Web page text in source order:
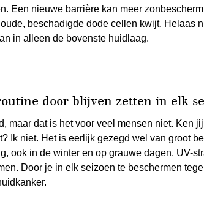
Een nieuwe barrière kan meer
beschadigde dode cellen kwijt. Helaas
in alleen de bovenste huidlaag.
door blijven zetten in elk
maar dat is het voor veel mensen niet. Ken
Ik niet. Het is eerlijk gezegd wel van groot
ook in de winter en op grauwe dagen. UV-
Door je in elk seizoen te beschermen